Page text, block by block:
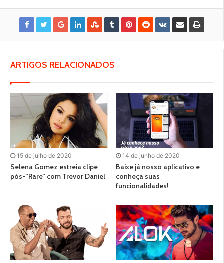
ARTIGOS RELACIONADOS
15 de julho de 2020
Selena Gomez estreia clipe
pós-“Rare” com Trevor Daniel
14 de junho de 2020
Baixe já nosso aplicativo e
conheça suas
funcionalidades!